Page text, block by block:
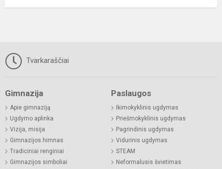
Tvarkaraščiai
Gimnazija
Apie gimnaziją
Ugdymo aplinka
Vizija, misija
Gimnazijos himnas
Tradiciniai renginiai
Gimnazijos simboliai
Paslaugos
Ikimokyklinis ugdymas
Priešmokyklinis ugdymas
Pagrindinis ugdymas
Vidurinis ugdymas
STEAM
Neformalusis švietimas